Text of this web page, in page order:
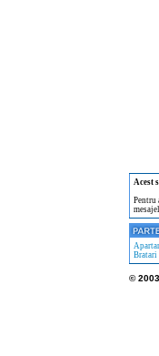
Acest
Pentru
Bratari
©